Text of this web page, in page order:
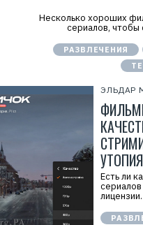
Несколько хороших
сериалов, чтобы
РАЗВЛЕЧЕНИЯ
ЭЛЬДАР
Есть ли